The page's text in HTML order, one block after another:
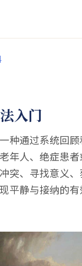
入门
种通过系统回
年人、绝症患
突、寻找意义
平静与接纳的有